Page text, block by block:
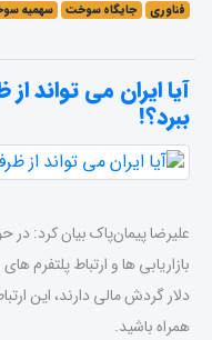
فناوری
جایگاه سوخت سهمیه
آیا ایران می تواند
ببرد؟!
علیرضا پیمان‌پاک بیان کرد:
دلار گردش مالی دارند، این
همراه باشید.